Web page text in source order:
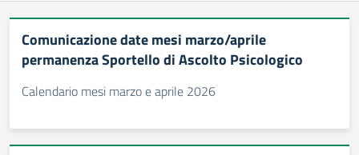
Comunicazione date mesi marzo/aprile
permanenza Sportello di Ascolto Psicologico
Calendario mesi marzo e aprile 2026